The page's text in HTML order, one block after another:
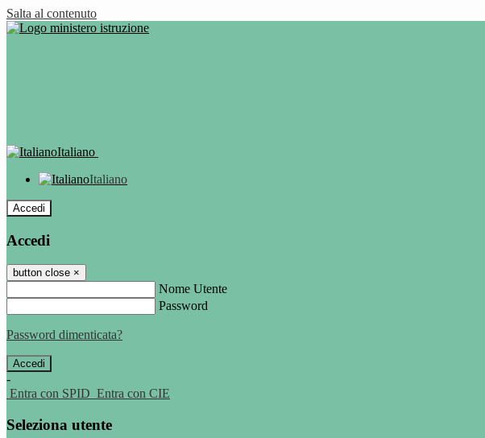
Salta al contenuto
Italiano
Italiano
Accedi
Accedi
button close ×
Nome Utente
Password
Password dimenticata?
-
Entra con SPID Entra con CIE
Seleziona utente